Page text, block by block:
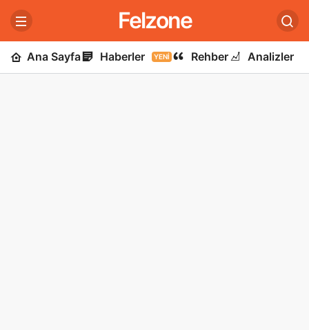
Felzone
Ana Sayfa Haberler YENI Rehber Analizler